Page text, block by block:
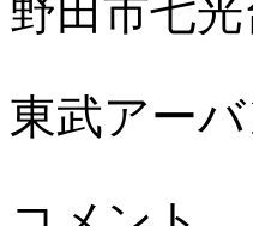
野田市七光
東武アー